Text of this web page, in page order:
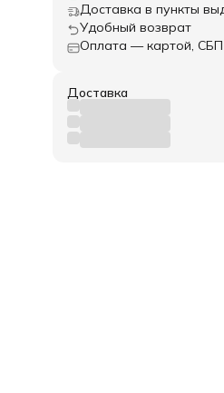
Доставка в пункты
Удобный возврат
Оплата — картой,
Доставка